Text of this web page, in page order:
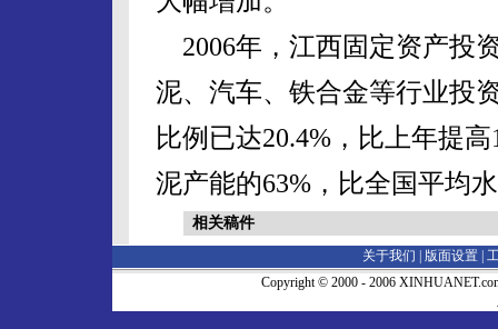
2006年，江西固定资产投
泥、汽车、铁合金等行业投
比例已达20.4%，比上年提
泥产能的63%，比全国平均
相关稿件
关于我们 | 版面设置
Copyright © 2000 - 2006